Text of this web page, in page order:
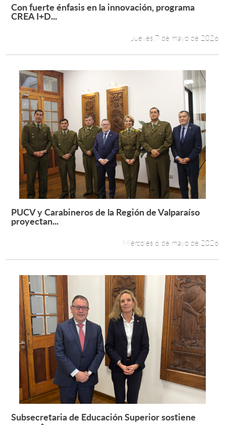
Leer más +
Con fuerte énfasis en la innovación, programa
CREA I+D...
Jueves 7 de mayo de 2026
Leer más +
PUCV y Carabineros de la Región de Valparaíso
proyectan...
Miércoles 6 de mayo de 2026
Subsecretaria de Educación Superior sostiene